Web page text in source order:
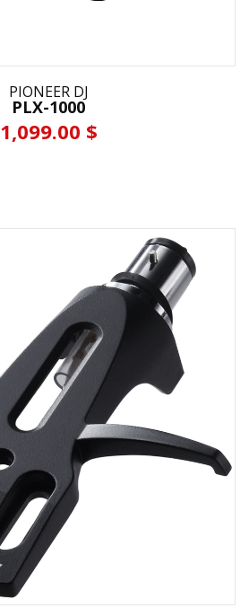
PIONEER DJ
PLX-1000
1,099.00 $